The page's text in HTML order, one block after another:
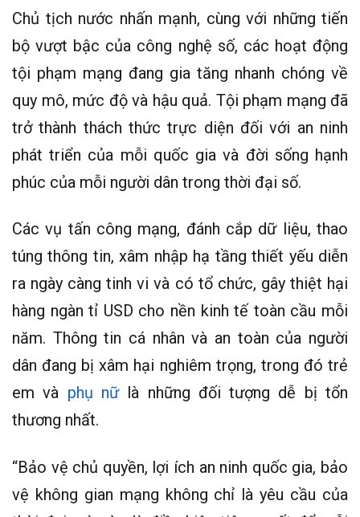
Chủ tịch nước nhấn mạnh, cùng với những tiến
bộ vượt bậc của công nghệ số, các hoạt động
tội phạm mạng đang gia tăng nhanh chóng về
quy mô, mức độ và hậu quả. Tội phạm mạng đã
trở thành thách thức trực diện đối với an ninh
phát triển của mỗi quốc gia và đời sống hạnh
phúc của mỗi người dân trong thời đại số.
Các vụ tấn công mạng, đánh cắp dữ liệu, thao
túng thông tin, xâm nhập hạ tầng thiết yếu diễn
ra ngày càng tinh vi và có tổ chức, gây thiệt hại
hàng ngàn tỉ USD cho nền kinh tế toàn cầu mỗi
năm. Thông tin cá nhân và an toàn của người
dân đang bị xâm hại nghiêm trọng, trong đó trẻ
em và phụ nữlà những đối tượng dễ bị tổn
thương nhất.
“Bảo vệ chủ quyền, lợi ích an ninh quốc gia, bảo
vệ không gian mạng không chỉ là yêu cầu của